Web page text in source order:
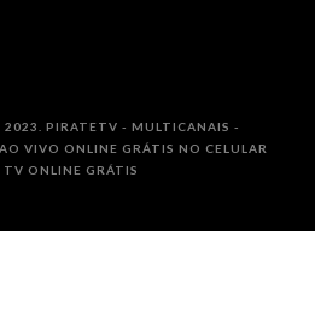
PIRATETV - MULTICANAIS -
VIVO ONLINE GRÁTIS NO CELULAR
TV ONLINE GRÁTIS